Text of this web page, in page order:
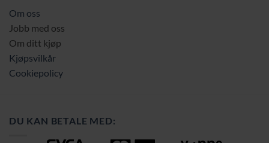
Om oss
Jobb med oss
Om ditt kjøp
Kjøpsvilkår
Cookiepolicy
DU KAN BETALE MED: